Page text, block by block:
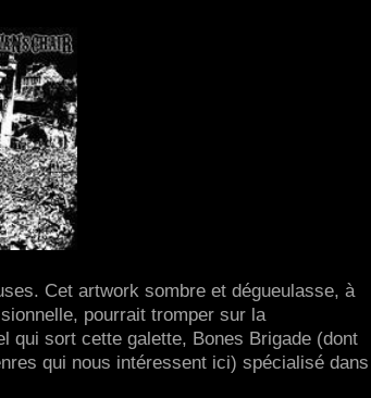
Cet artwork sombre et dégueulasse, à
pourrait tromper sur la
qui sort cette galette, Bones Brigade (dont
qui nous intéressent ici) spécialisé dans